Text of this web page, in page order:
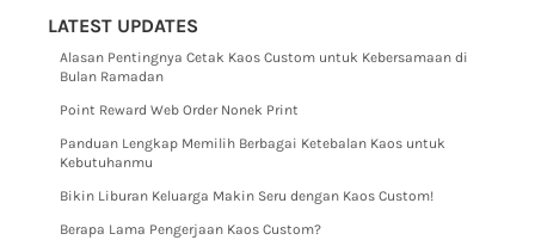
LATEST UPDATES
Alasan Pentingnya Cetak Kaos Custom untuk Kebersamaan di
Bulan Ramadan
Point Reward Web Order Nonek Print
Panduan Lengkap Memilih Berbagai Ketebalan Kaos untuk
Kebutuhanmu
Bikin Liburan Keluarga Makin Seru dengan Kaos Custom!
Berapa Lama Pengerjaan Kaos Custom?